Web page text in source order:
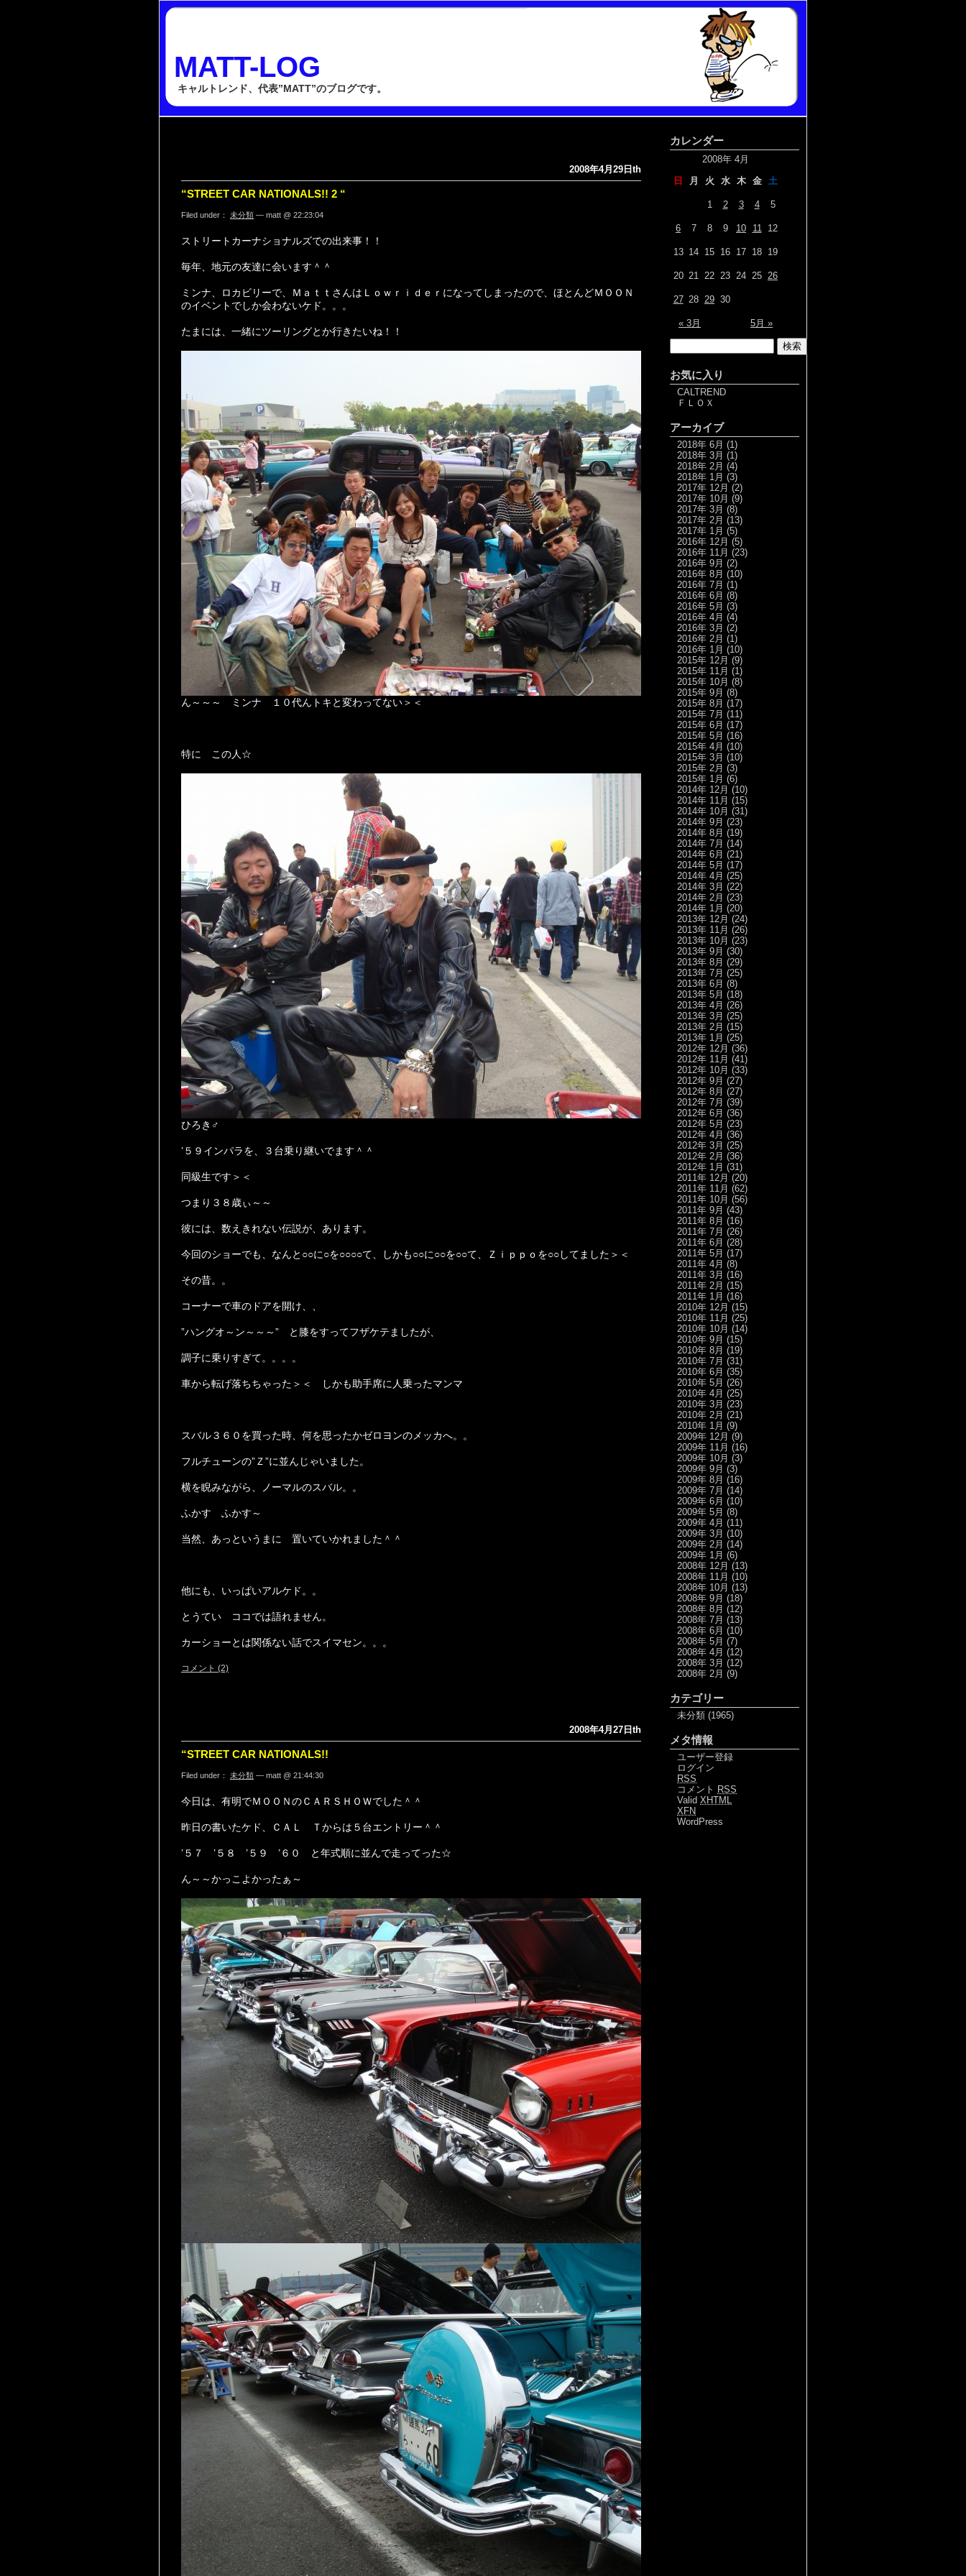
MATT-LOG
キャルトレンド、代表”MATT”のブログです。
2008年4月29日th
“STREET CAR NATIONALS!! 2 “
Filed under： 未分類 — matt @ 22:23:04
ストリートカーナショナルズでの出来事！！
毎年、地元の友達に会います＾＾
ミンナ、ロカビリーで、ＭａｔｔさんはＬｏｗｒｉｄｅｒになってしまったので、ほとんどＭＯＯＮ
のイベントでしか会わないケド。。。
たまには、一緒にツーリングとか行きたいね！！
ん～～～ ミンナ １０代んトキと変わってない＞＜
特に この人☆
ひろき♂
’５９インパラを、３台乗り継いでます＾＾
同級生です＞＜
つまり３８歳ぃ～～
彼には、数えきれない伝説が、あります。
今回のショーでも、なんと○○に○を○○○○て、しかも○○に○○を○○て、Ｚｉｐｐｏを○○してました＞＜
その昔。。
コーナーで車のドアを開け、、
”ハングオ～ン～～～” と膝をすってフザケテましたが、
調子に乗りすぎて。。。。
車から転げ落ちちゃった＞＜ しかも助手席に人乗ったマンマ
スバル３６０を買った時、何を思ったかゼロヨンのメッカへ。。
フルチューンの”Ｚ”に並んじゃいました。
横を睨みながら、ノーマルのスバル。。
ふかす ふかす～
当然、あっというまに 置いていかれました＾＾
他にも、いっぱいアルケド。。
とうてい ココでは語れません。
カーショーとは関係ない話でスイマセン。。。
コメント (2)
2008年4月27日th
“STREET CAR NATIONALS!!
Filed under： 未分類 — matt @ 21:44:30
今日は、有明でＭＯＯＮのＣＡＲＳＨＯＷでした＾＾
昨日の書いたケド、ＣＡＬ Ｔからは５台エントリー＾＾
’５７ ’５８ ’５９ ’６０ と年式順に並んで走ってった☆
ん～～かっこよかったぁ～
カレンダー
2008年 4月
日
月 火 水 木 金 土
« 3月 5月 »
1 2 3 4 5
6 7 8 9 10 11 12
13 14 15 16 17 18 19
20 21 22 23 24 25 26
27 28 29 30
お気に入り
CALTREND
ＦＬＯＸ
アーカイブ
2018年 6月 (1)
2018年 3月 (1)
2018年 2月 (4)
2018年 1月 (3)
2017年 12月 (2)
2017年 10月 (9)
2017年 3月 (8)
2017年 2月 (13)
2017年 1月 (5)
2016年 12月 (5)
2016年 11月 (23)
2016年 9月 (2)
2016年 8月 (10)
2016年 7月 (1)
2016年 6月 (8)
2016年 5月 (3)
2016年 4月 (4)
2016年 3月 (2)
2016年 2月 (1)
2016年 1月 (10)
2015年 12月 (9)
2015年 11月 (1)
2015年 10月 (8)
2015年 9月 (8)
2015年 8月 (17)
2015年 7月 (11)
2015年 6月 (17)
2015年 5月 (16)
2015年 4月 (10)
2015年 3月 (10)
2015年 2月 (3)
2015年 1月 (6)
2014年 12月 (10)
2014年 11月 (15)
2014年 10月 (31)
2014年 9月 (23)
2014年 8月 (19)
2014年 7月 (14)
2014年 6月 (21)
2014年 5月 (17)
2014年 4月 (25)
2014年 3月 (22)
2014年 2月 (23)
2014年 1月 (20)
2013年 12月 (24)
2013年 11月 (26)
2013年 10月 (23)
2013年 9月 (30)
2013年 8月 (29)
2013年 7月 (25)
2013年 6月 (8)
2013年 5月 (18)
2013年 4月 (26)
2013年 3月 (25)
2013年 2月 (15)
2013年 1月 (25)
2012年 12月 (36)
2012年 11月 (41)
2012年 10月 (33)
2012年 9月 (27)
2012年 8月 (27)
2012年 7月 (39)
2012年 6月 (36)
2012年 5月 (23)
2012年 4月 (36)
2012年 3月 (25)
2012年 2月 (36)
2012年 1月 (31)
2011年 12月 (20)
2011年 11月 (62)
2011年 10月 (56)
2011年 9月 (43)
2011年 8月 (16)
2011年 7月 (26)
2011年 6月 (28)
2011年 5月 (17)
2011年 4月 (8)
2011年 3月 (16)
2011年 2月 (15)
2011年 1月 (16)
2010年 12月 (15)
2010年 11月 (25)
2010年 10月 (14)
2010年 9月 (15)
2010年 8月 (19)
2010年 7月 (31)
2010年 6月 (35)
2010年 5月 (26)
2010年 4月 (25)
2010年 3月 (23)
2010年 2月 (21)
2010年 1月 (9)
2009年 12月 (9)
2009年 11月 (16)
2009年 10月 (3)
2009年 9月 (3)
2009年 8月 (16)
2009年 7月 (14)
2009年 6月 (10)
2009年 5月 (8)
2009年 4月 (11)
2009年 3月 (10)
2009年 2月 (14)
2009年 1月 (6)
2008年 12月 (13)
2008年 11月 (10)
2008年 10月 (13)
2008年 9月 (18)
2008年 8月 (12)
2008年 7月 (13)
2008年 6月 (10)
2008年 5月 (7)
2008年 4月 (12)
2008年 3月 (12)
2008年 2月 (9)
カテゴリー
未分類 (1965)
メタ情報
ユーザー登録
ログイン
RSS
コメント RSS
Valid XHTML
XFN
WordPress